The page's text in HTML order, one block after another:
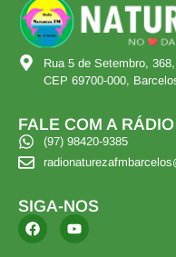
Rua 5 de Setembro,
CEP 69700-000,
FALE COM A RÁDIO
(97) 98420-9385
SIGA-NOS